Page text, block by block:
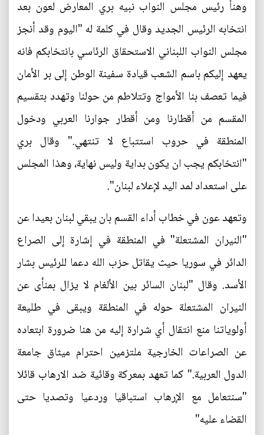
وهنأ رئيس مجلس النواب نبيه بري المعارض لعون بعد
انتخابه الرئيس الجديد وقال في كلمة له "اليوم وقد أنجز
مجلس النواب اللبناني الاستحقاق الرئاسي بانتخابكم فانه
يعهد إليكم باسم الشعب قيادة سفينة الوطن إلى بر الأمان
فيما تعصف بنا الأمواج وتتلاطم من حولنا وتهدد بتقسيم
المقسم من أقطارنا ومن أقطار جوارنا العربي ودخول
المنطقة في حروب استتباع لا تنتهي." وقال بري
"انتخابكم يجب ان يكون بداية وليس نهاية، وهذا المجلس
على استعداد لمد اليد لإعلاء لبنان".
وتعهد عون في خطاب أداء القسم بان يبقي لبنان بعيدا عن
"النيران المشتعلة" في المنطقة في إشارة إلى الصراع
الدائر في سوريا حيث يقاتل حزب الله دعما للرئيس بشار
الأسد. وقال "لبنان السائر بين الألغام لا يزال بمنأى عن
النيران المشتعلة حوله في المنطقة ويبقى في طليعة
أولوياتنا منع انتقال أي شرارة إليه من هنا ضرورة ابتعاده
عن الصراعات الخارجية ملتزمين احترام ميثاق جامعة
الدول العربية." كما تعهد بمعركة وقائية ضد الارهاب قائلا
"سنتعامل مع الإرهاب استباقيا وردعيا وتصديا حتى
القضاء عليه"